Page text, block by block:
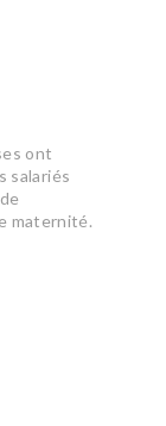
ont
salariés
maternité.